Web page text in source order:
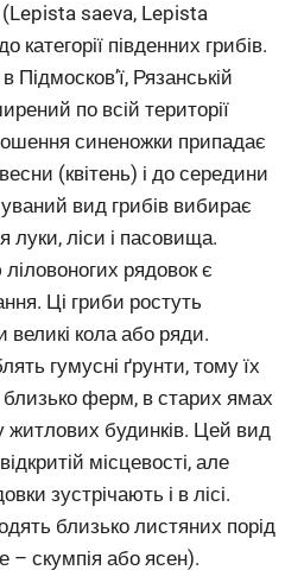
saeva, Lepista
південних грибів.
Підмосков’ї, Рязанській
по всій території
синеножки припадає
(квітень) і до середини
вид грибів вибирає
луки, ліси і пасовища.
рядовок є
Ці гриби ростуть
кола або ряди.
гумусні ґрунти, тому їх
близько ферм, в старих ямах
житлових будинків. Цей вид
місцевості, але
зустрічають і в лісі.
близько листяних порід
– скумпія або ясен).